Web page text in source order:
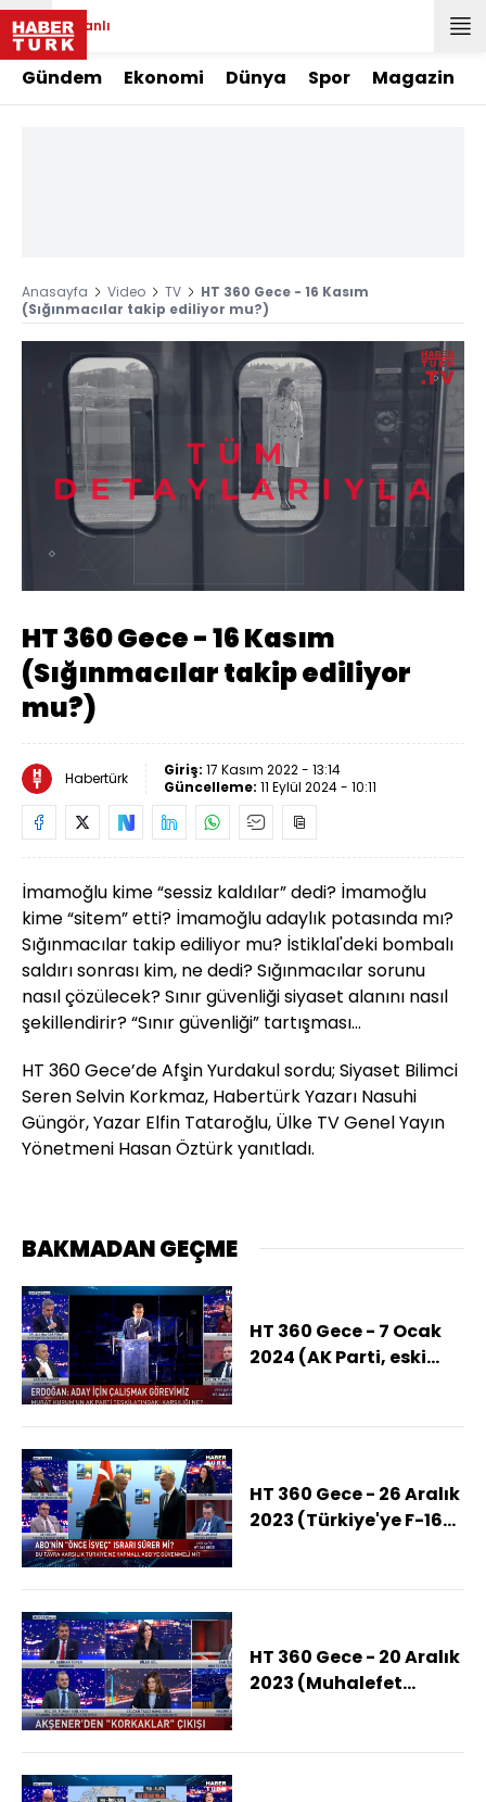
Canlı
Gündem Ekonomi Dünya Spor Magazin
Anasayfa Video TV
HT 360 Gece - 16 Kasım
(Sığınmacılar takip ediliyor mu?)
Aç
Yüklendi:
0.71%
Oynatma
Hızı
HT 360 Gece - 16 Kasım
(Sığınmacılar takip ediliyor
mu?)
Habertürk Giriş: 17 Kasım 2022 - 13:14
Güncelleme: 11 Eylül 2024 - 10:11
İmamoğlu kime “sessiz kaldılar” dedi? İmamoğlu
kime “sitem” etti? İmamoğlu adaylık potasında mı?
Sığınmacılar takip ediliyor mu? İstiklal'deki bombalı
saldırı sonrası kim, ne dedi? Sığınmacılar sorunu
nasıl çözülecek? Sınır güvenliği siyaset alanını nasıl
şekillendirir? “Sınır güvenliği” tartışması…
HT 360 Gece’de Afşin Yurdakul sordu; Siyaset Bilimci
Seren Selvin Korkmaz, Habertürk Yazarı Nasuhi
Güngör, Yazar Elfin Tataroğlu, Ülke TV Genel Yayın
Yönetmeni Hasan Öztürk yanıtladı.
BAKMADAN GEÇME
HT 360 Gece - 7 Ocak
2024 (AK Parti, eski
mı?)
HT 360 Gece - 26 Aralık
2023 (Türkiye'ye F-16
mi?)
HT 360 Gece - 20 Aralık
2023 (Muhalefet